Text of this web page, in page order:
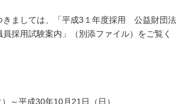
ましては、「平成3１年度採用 公益財団法
採用試験案内」（別添ファイル）をご覧く
～平成30年10月21日（日）